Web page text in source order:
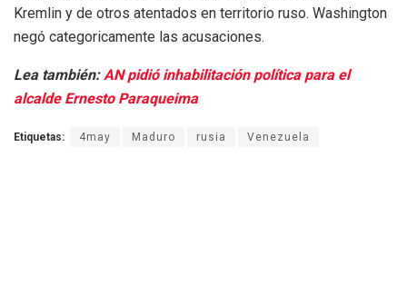
Kremlin y de otros atentados en territorio ruso. Washington
negó categoricamente las acusaciones.
Lea también:AN pidió inhabilitación política para el
alcalde Ernesto Paraqueima
Etiquetas: 4may Maduro rusia Venezuela